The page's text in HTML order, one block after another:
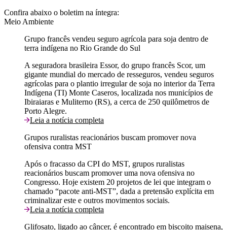
Confira abaixo o boletim na íntegra:
Meio Ambiente
Grupo francês vendeu seguro agrícola para soja dentro de
terra indígena no Rio Grande do Sul
A seguradora brasileira Essor, do grupo francês Scor, um
gigante mundial do mercado de resseguros, vendeu seguros
agrícolas para o plantio irregular de soja no interior da Terra
Indígena (TI) Monte Caseros, localizada nos municípios de
Ibiraiaras e Muliterno (RS), a cerca de 250 quilômetros de
Porto Alegre.
Leia a notícia completa
Grupos ruralistas reacionários buscam promover nova
ofensiva contra MST
Após o fracasso da CPI do MST, grupos ruralistas
reacionários buscam promover uma nova ofensiva no
Congresso. Hoje existem 20 projetos de lei que integram o
chamado “pacote anti-MST”, dada a pretensão explícita em
criminalizar este e outros movimentos sociais.
Leia a notícia completa
Glifosato, ligado ao câncer, é encontrado em biscoito maisena,